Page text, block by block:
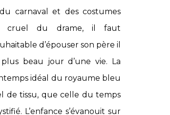
carnaval et des costumes
cruel du drame, il faut
d’épouser son père il
beau jour d’une vie. La
idéal du royaume bleu
de tissu, que celle du temps
L’enfance s’évanouit sur